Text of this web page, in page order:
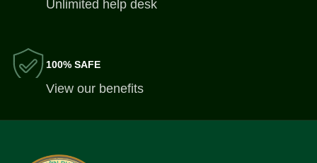
Unlimited help desk
100% SAFE
View our benefits